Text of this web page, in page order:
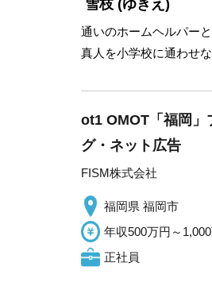
雪枝 (ゆきえ)
通いのホームヘルパー
真人を小学校に通わせ
ot1 OMOT「福岡」
グ・ネット広告
FISM株式会社
福岡県 福岡市
年収500万円～
正社員